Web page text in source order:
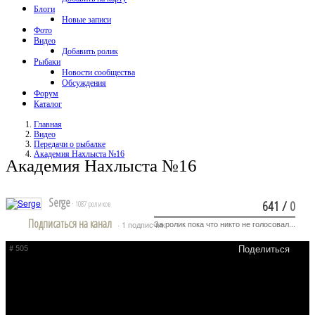
Блоги
Новые записи
Фото
Видео
Добавить ролик
Рыбаки
Новости сообщества
Обсуждения
Форум
Каталог
Главная
Видео
Передачи о рыбалке
Академия Нахлыста №16
Академия Нахлыста №16
Serge · 1087 роликов
Подписаться на канал · 1 подписчик
# 505 Поделиться
641 /0
За ролик пока что никто не голосовал...